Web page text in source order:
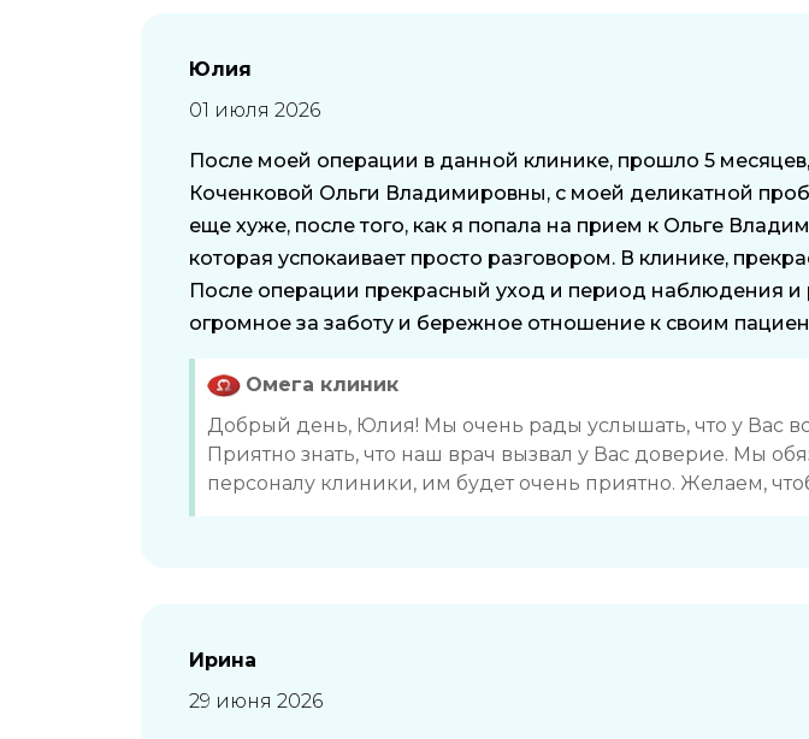
Юлия
01 июля 2026
После моей операции в данной клинике, прошло 5
Коченковой Ольги Владимировны, с моей деликатной
еще хуже, после того, как я попала на прием к Ольге
которая успокаивает просто разговором. В клинике,
После операции прекрасный уход и период наблюдения
огромное за заботу и бережное отношение к своим
Омега клиник
Добрый день, Юлия! Мы очень рады услышать, что у Вас
Приятно знать, что наш врач вызвал у Вас доверие. Мы
персоналу клиники, им будет очень приятно. Желаем,
Ирина
29 июня 2026